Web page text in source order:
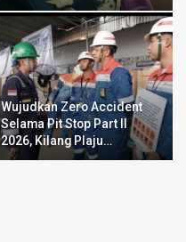
Wujudkan Zero Accident
Selama Pit Stop Part II
2026, Kilang Plaju…